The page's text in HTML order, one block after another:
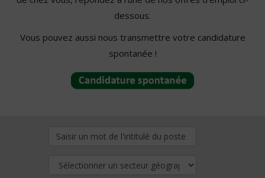
dessous.
Vous pouvez aussi nous transmettre votre candidature
spontanée !